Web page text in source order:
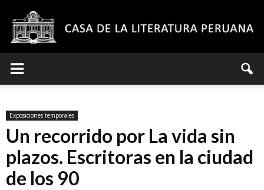
Exposiciones temporales
Un recorrido por La vida sin
plazos. Escritoras en la ciudad
de los 90